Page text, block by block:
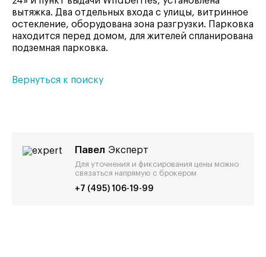
вытяжка. Два отдельных входа с улицы, витринное
остекление, оборудована зона разгрузки. Парковка
находится перед домом, для жителей спланирована
подземная парковка.
Вернуться к поиску
Павел Эксперт
Для уточнения и фиксирования цены можно
связаться напрямую с брокером
+7 (495) 106-19-99